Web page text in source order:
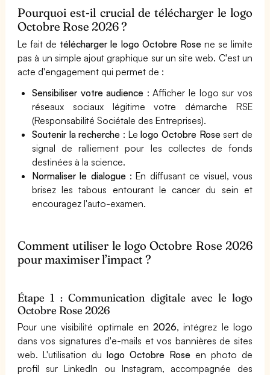
Pourquoi est-il crucial de télécharger le logo
Octobre Rose 2026 ?
Le fait de télécharger le logo Octobre Rosene se limite
pas à un simple ajout graphique sur un site web. C'est un
acte d'engagement qui permet de :
Sensibiliser votre audience : Afficher le logo sur vos
réseaux sociaux légitime votre démarche RSE
(Responsabilité Sociétale des Entreprises).
Soutenir la recherche : Lelogo Octobre Rosesert de
signal de ralliement pour les collectes de fonds
destinées à la science.
Normaliser le dialogue: En diffusant ce visuel, vous
brisez les tabous entourant le cancer du sein et
encouragez l'auto-examen.
Comment utiliser le logo Octobre Rose 2026
pour maximiser l’impact ?
Étape 1 : Communication digitale avec le logo
Octobre Rose 2026
Pour une visibilité optimale en2026, intégrez le logo
dans vos signatures d'e-mails et vos bannières de sites
web. L'utilisation du logo Octobre Rose en photo de
profil sur LinkedIn ou Instagram, accompagnée des